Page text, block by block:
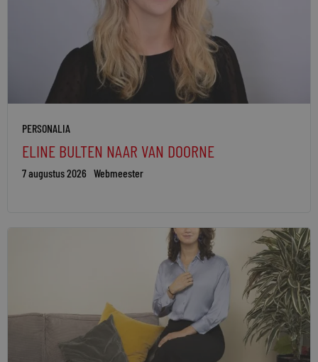
PERSONALIA
ELINE BULTEN NAAR VAN DOORNE
7 augustus 2026 Webmeester